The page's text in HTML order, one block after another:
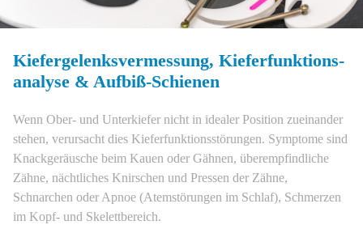
Kiefergelenks­vermessung, Kieferfunktions­
analyse & Aufbiß-Schienen
Wenn Ober- und Unterkiefer nicht in idealer Position zueinander
stehen, verursacht dies Kieferfunktionsstörungen. Symptome sind
Knackgeräusche beim Kauen oder Gähnen, überempfindliche
Zähne, nächtliches Knirschen und Pressen der Zähne,
Schnarchen oder Apnoe (Atemstörungen im Schlaf), Schmerzen
im Kopf- und Skelettbereich.